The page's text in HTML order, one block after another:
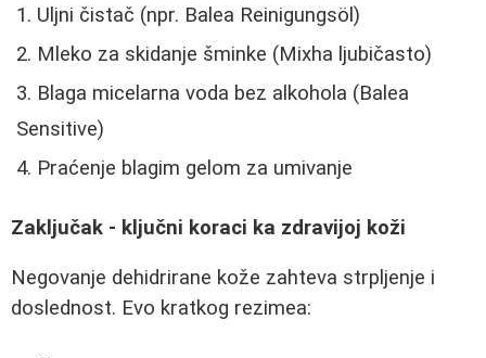
Uljni čistač (npr. Balea Reinigungsöl)
Mleko za skidanje šminke (Mixha ljubičasto)
Blaga micelarna voda bez alkohola (Balea
Sensitive)
Praćenje blagim gelom za umivanje
Zaključak - ključni koraci ka zdravijoj koži
Negovanje dehidrirane kože zahteva strpljenje i
doslednost. Evo kratkog rezimea: